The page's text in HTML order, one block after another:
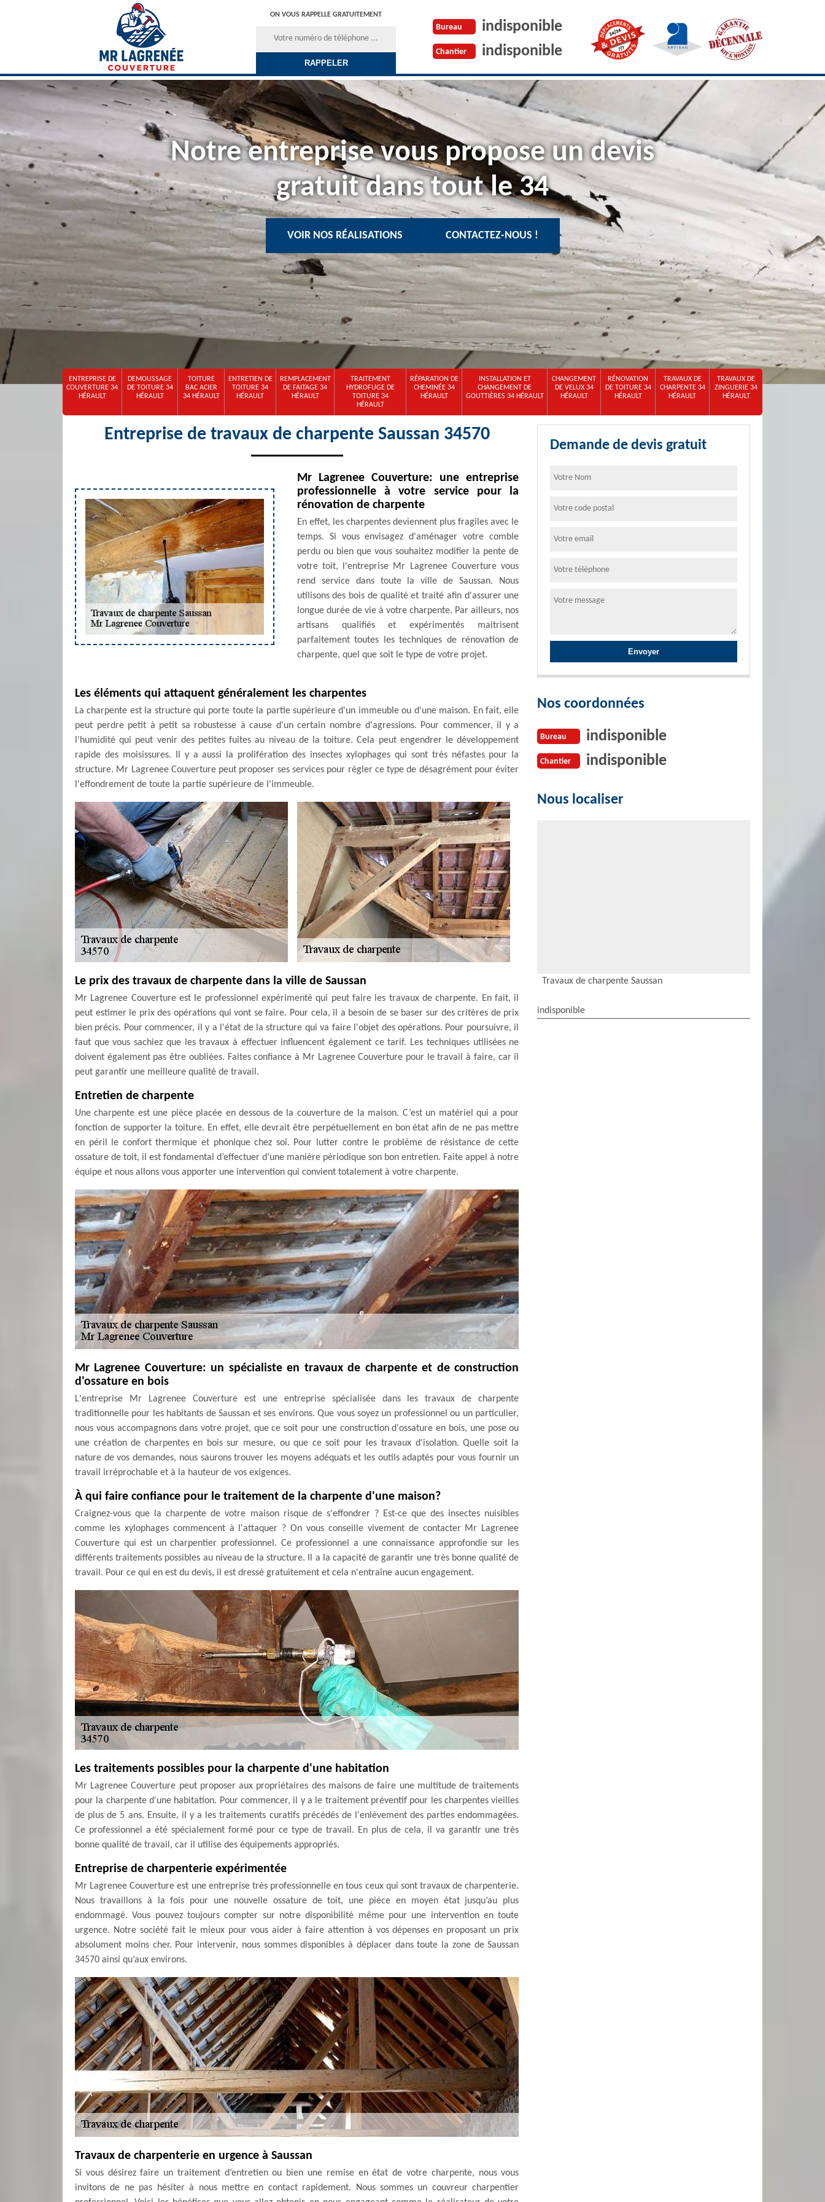
ON VOUS RAPPELLE GRATUITEMENT
Bureau indisponible
Chantier indisponible
Notre entreprise vous propose un devis
gratuit dans tout le 34
VOIR NOS RÉALISATIONS CONTACTEZ-NOUS !
ENTREPRISE DE
COUVERTURE 34
HÉRAULT
DEMOUSSAGE
DE TOITURE 34
HÉRAULT
TOITURE
BAC ACIER
34 HÉRAULT
ENTRETIEN DE
TOITURE 34
HÉRAULT
REMPLACEMENT
DE FAITAGE 34
HÉRAULT
TRAITEMENT
HYDROFUGE DE
TOITURE 34
HÉRAULT
RÉPARATION DE
CHEMINÉE 34
HÉRAULT
INSTALLATION ET
CHANGEMENT DE
GOUTTIÈRES 34 HÉRAULT
CHANGEMENT
DE VELUX 34
HÉRAULT
RÉNOVATION
DE TOITURE 34
HÉRAULT
TRAVAUX DE
CHARPENTE 34
HÉRAULT
TRAVAUX DE
ZINGUERIE 34
HÉRAULT
Entreprise de travaux de charpente Saussan 34570
Mr Lagrenee Couverture: une entreprise
professionnelle à votre service pour la
rénovation de charpente
En effet, les charpentes deviennent plus fragiles avec le
temps. Si vous envisagez d'aménager votre comble
perdu ou bien que vous souhaitez modifier la pente de
votre toit, l'entreprise Mr Lagrenee Couverture vous
rend service dans toute la ville de Saussan. Nous
utilisons des bois de qualité et traité afin d'assurer une
longue durée de vie à votre charpente. Par ailleurs, nos
artisans qualifiés et expérimentés maitrisent
parfaitement toutes les techniques de rénovation de
charpente, quel que soit le type de votre projet.
Les éléments qui attaquent généralement les charpentes
La charpente est la structure qui porte toute la partie supérieure d'un immeuble ou d'une maison. En fait, elle
peut perdre petit à petit sa robustesse à cause d'un certain nombre d'agressions. Pour commencer, il y a
l'humidité qui peut venir des petites fuites au niveau de la toiture. Cela peut engendrer le développement
rapide des moisissures. Il y a aussi la prolifération des insectes xylophages qui sont très néfastes pour la
structure. Mr Lagrenee Couverture peut proposer ses services pour régler ce type de désagrément pour éviter
l'effondrement de toute la partie supérieure de l'immeuble.
Le prix des travaux de charpente dans la ville de Saussan
Mr Lagrenee Couverture est le professionnel expérimenté qui peut faire les travaux de charpente. En fait, il
peut estimer le prix des opérations qui vont se faire. Pour cela, il a besoin de se baser sur des critères de prix
bien précis. Pour commencer, il y a l'état de la structure qui va faire l'objet des opérations. Pour poursuivre, il
faut que vous sachiez que les travaux à effectuer influencent également ce tarif. Les techniques utilisées ne
doivent également pas être oubliées. Faites confiance à Mr Lagrenee Couverture pour le travail à faire, car il
peut garantir une meilleure qualité de travail.
Entretien de charpente
Une charpente est une pièce placée en dessous de la couverture de la maison. C’est un matériel qui a pour
fonction de supporter la toiture. En effet, elle devrait être perpétuellement en bon état afin de ne pas mettre
en péril le confort thermique et phonique chez soi. Pour lutter contre le problème de résistance de cette
ossature de toit, il est fondamental d’effectuer d’une manière périodique son bon entretien. Faite appel à notre
équipe et nous allons vous apporter une intervention qui convient totalement à votre charpente.
Mr Lagrenee Couverture: un spécialiste en travaux de charpente et de construction
d'ossature en bois
L'entreprise Mr Lagrenee Couverture est une entreprise spécialisée dans les travaux de charpente
traditionnelle pour les habitants de Saussan et ses environs. Que vous soyez un professionnel ou un particulier,
nous vous accompagnons dans votre projet, que ce soit pour une construction d'ossature en bois, une pose ou
une création de charpentes en bois sur mesure, ou que ce soit pour les travaux d'isolation. Quelle soit la
nature de vos demandes, nous saurons trouver les moyens adéquats et les outils adaptés pour vous fournir un
travail irréprochable et à la hauteur de vos exigences.
À qui faire confiance pour le traitement de la charpente d'une maison?
Craignez-vous que la charpente de votre maison risque de s'effondrer ? Est-ce que des insectes nuisibles
comme les xylophages commencent à l'attaquer ? On vous conseille vivement de contacter Mr Lagrenee
Couverture qui est un charpentier professionnel. Ce professionnel a une connaissance approfondie sur les
différents traitements possibles au niveau de la structure. Il a la capacité de garantir une très bonne qualité de
travail. Pour ce qui en est du devis, il est dressé gratuitement et cela n'entraîne aucun engagement.
Les traitements possibles pour la charpente d'une habitation
Mr Lagrenee Couverture peut proposer aux propriétaires des maisons de faire une multitude de traitements
pour la charpente d'une habitation. Pour commencer, il y a le traitement préventif pour les charpentes vieilles
de plus de 5 ans. Ensuite, il y a les traitements curatifs précédés de l'enlèvement des parties endommagées.
Ce professionnel a été spécialement formé pour ce type de travail. En plus de cela, il va garantir une très
bonne qualité de travail, car il utilise des équipements appropriés.
Entreprise de charpenterie expérimentée
Mr Lagrenee Couverture est une entreprise très professionnelle en tous ceux qui sont travaux de charpenterie.
Nous travaillons à la fois pour une nouvelle ossature de toit, une pièce en moyen état jusqu’au plus
endommagé. Vous pouvez toujours compter sur notre disponibilité même pour une intervention en toute
urgence. Notre société fait le mieux pour vous aider à faire attention à vos dépenses en proposant un prix
absolument moins cher. Pour intervenir, nous sommes disponibles à déplacer dans toute la zone de Saussan
34570 ainsi qu’aux environs.
Travaux de charpenterie en urgence à Saussan
Si vous désirez faire un traitement d’entretien ou bien une remise en état de votre charpente, nous vous
invitons de ne pas hésiter à nous mettre en contact rapidement. Nous sommes un couvreur charpentier
Demande de devis gratuit
Nos coordonnées
Bureau indisponible
Chantier indisponible
Nous localiser
Travaux de charpente Saussan
indisponible